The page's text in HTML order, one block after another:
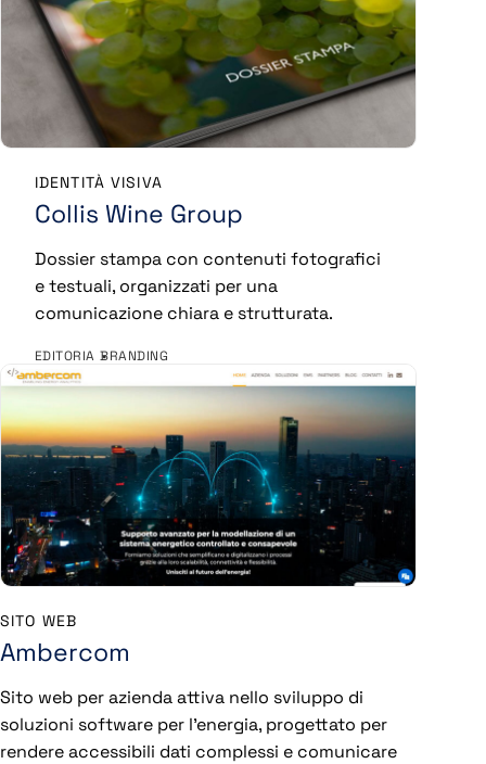
IDENTITÀ VISIVA
Collis Wine Group
Dossier stampa con contenuti fotografici
e testuali, organizzati per una
comunicazione chiara e strutturata.
EDITORIA BRANDING
SITO WEB
Ambercom
Sito web per azienda attiva nello sviluppo di
soluzioni software per l’energia, progettato per
rendere accessibili dati complessi e comunicare